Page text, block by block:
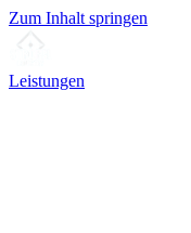
Zum Inhalt springen
Leistungen